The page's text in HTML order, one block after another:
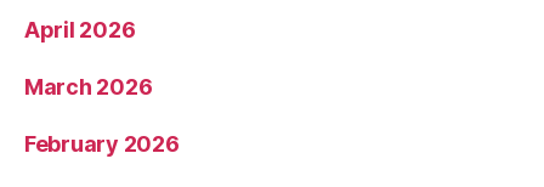
April 2026
March 2026
February 2026